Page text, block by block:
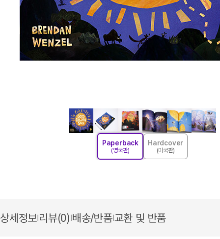
Paperback
(영국판)
Hardcover
(미국판)
상세정보 리뷰(0) 배송/반품| 교환 및 반품